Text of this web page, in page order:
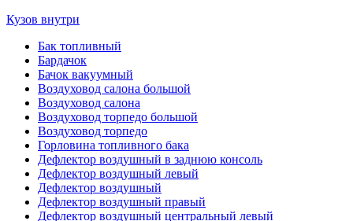
Кузов внутри
Бак топливный
Бардачок
Бачок вакуумный
Воздуховод салона большой
Воздуховод салона
Воздуховод торпедо большой
Воздуховод торпедо
Горловина топливного бака
Дефлектор воздушный в заднюю консоль
Дефлектор воздушный левый
Дефлектор воздушный
Дефлектор воздушный правый
Дефлектор воздушный центральный левый